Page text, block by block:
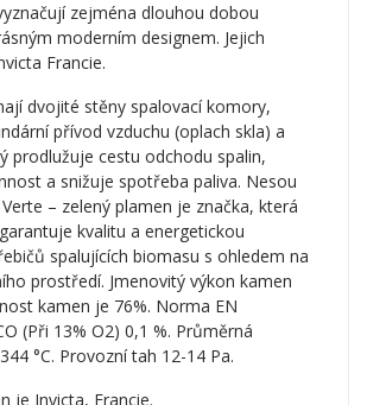
zejména dlouhou dobou
moderním designem. Jejich
Francie.
dvojité stěny spalovací komory,
přívod vzduchu (oplach skla) a
prodlužuje cestu odchodu spalin,
a snižuje spotřeba paliva. Nesou
– zelený plamen je značka, která
kvalitu a energetickou
spalujících biomasu s ohledem na
prostředí. Jmenovitý výkon kamen
kamen je 76%. Norma EN
(Při 13% O2) 0,1 %. Průměrná
°C. Provozní tah 12-14 Pa.
je Invicta, Francie.